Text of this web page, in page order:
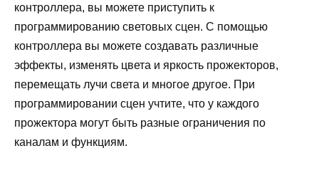
контроллера, вы можете приступить к
программированию световых сцен. С помощью
контроллера вы можете создавать различные
эффекты, изменять цвета и яркость прожекторов,
перемещать лучи света и многое другое. При
программировании сцен учтите, что у каждого
прожектора могут быть разные ограничения по
каналам и функциям.